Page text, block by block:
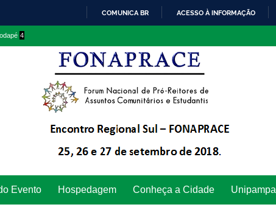
O
CONTEÚDO
COMUNICA BR ACESSO À INFORMAÇÃO
4
Evento Hospedagem Conheça a Cidade Unipampa